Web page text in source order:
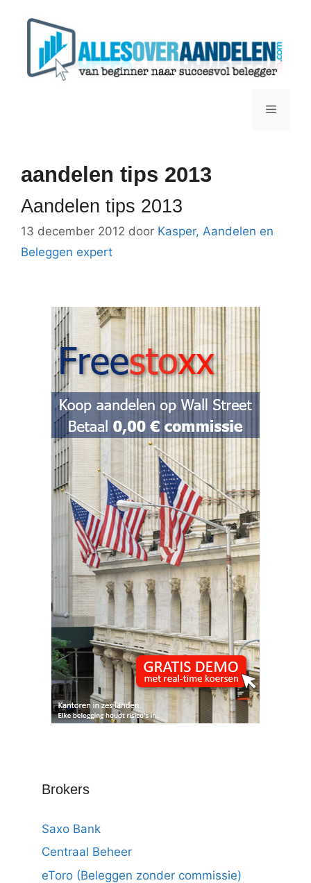
Menu
aandelen tips 2013
Aandelen tips 2013
13 december 2012 door Kasper, Aandelen en
Beleggen expert
Brokers
Saxo Bank
Centraal Beheer
eToro (Beleggen zonder commissie)